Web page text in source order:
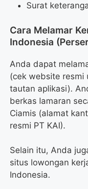
Surat
Cara Melamar
Indonesia
Anda dapat
(cek website resmi
tautan aplikasi).
berkas lamaran
Ciamis (alamat
resmi PT KAI).
Selain itu, Anda
situs lowongan
Indonesia.